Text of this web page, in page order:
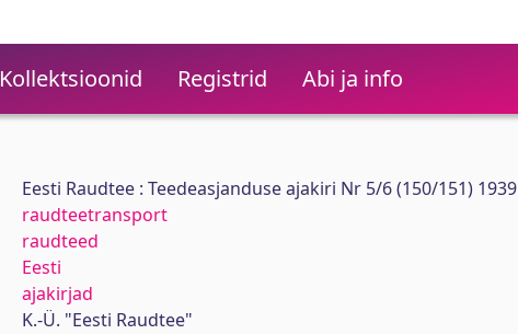
Kollektsioonid Registrid Abi ja info
Eesti Raudtee : Teedeasjanduse ajakiri Nr 5/6 (150/151) 1939
raudteetransport
raudteed
Eesti
ajakirjad
K.-Ü. "Eesti Raudtee"